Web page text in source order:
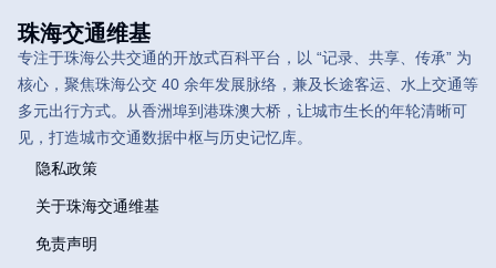
珠海交通维基
专注于珠海公共交通的开放式百科平台，以 “记录、共享、传承” 为
核心，聚焦珠海公交 40 余年发展脉络，兼及长途客运、水上交通等
多元出行方式。从香洲埠到港珠澳大桥，让城市生长的年轮清晰可
见，打造城市交通数据中枢与历史记忆库。
隐私政策
关于珠海交通维基
免责声明